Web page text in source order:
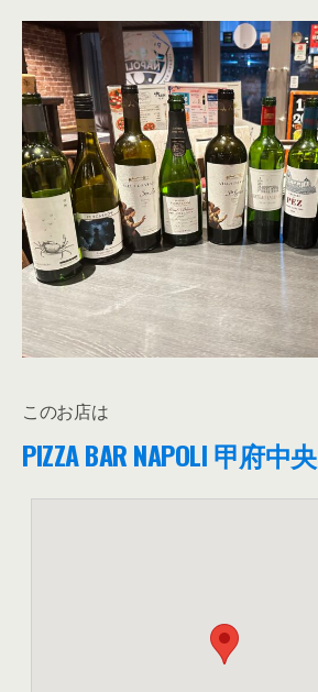
このお店は
PIZZA BAR NAPOLI 甲府中央